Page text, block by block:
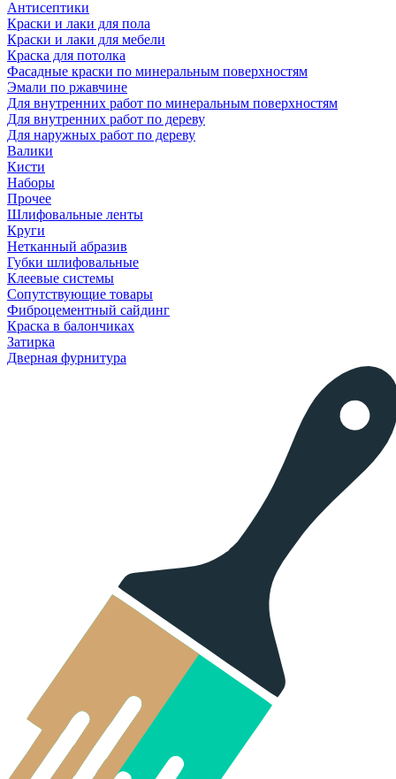
Антисептики
Краски и лаки для пола
Краски и лаки для мебели
Краска для потолка
Фасадные краски по минеральным поверхностям
Эмали по ржавчине
Для внутренних работ по минеральным поверхностям
Для внутренних работ по дереву
Для наружных работ по дереву
Валики
Кисти
Наборы
Прочее
Шлифовальные ленты
Круги
Нетканный абразив
Губки шлифовальные
Клеевые системы
Сопутствующие товары
Фиброцементный сайдинг
Краска в балончиках
Затирка
Дверная фурнитура